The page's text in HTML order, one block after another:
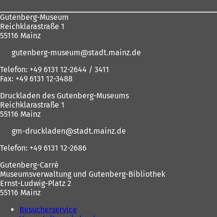
Gutenberg-Museum
Reichklarastraße 1
55116 Mainz
gutenberg-museum
stadt.mainz de
Telefon: +49 6131 12-2644 / 3411
Fax: +49 6131 12-3488
Druckladen des Gutenberg-Museums
Reichklarastraße 1
55116 Mainz
gm-druckladen
stadt.mainz de
Telefon: +49 6131 12-2686
Gutenberg-Carré
Museumsverwaltung und Gutenberg-Bibliothek
Ernst-Ludwig-Platz 2
55116 Mainz
Besucherservice